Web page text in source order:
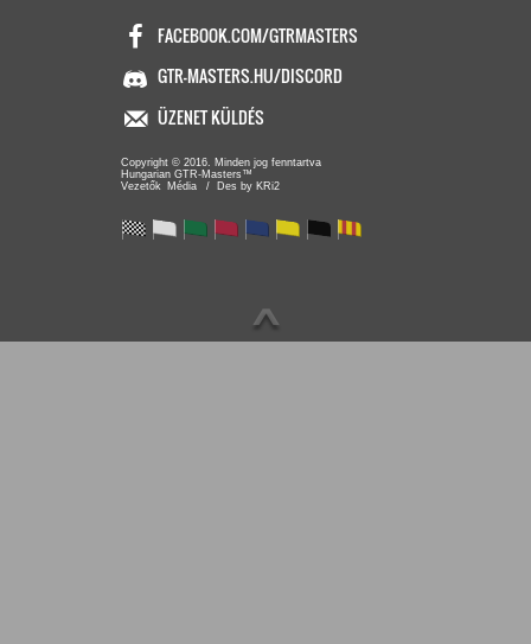
FACEBOOK.COM/GTRMASTERS
GTR-MASTERS.HU/DISCORD
ÜZENET KÜLDÉS
Copyright © 2016. Minden jog fenntartva
Hungarian GTR-Masters™
Vezetők Média / Des by KRi2
∧